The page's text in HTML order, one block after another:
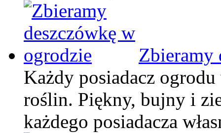
Zbieramy
Każdy posiadacz
roślin. Piękny, bujny i
każdego posiadacza